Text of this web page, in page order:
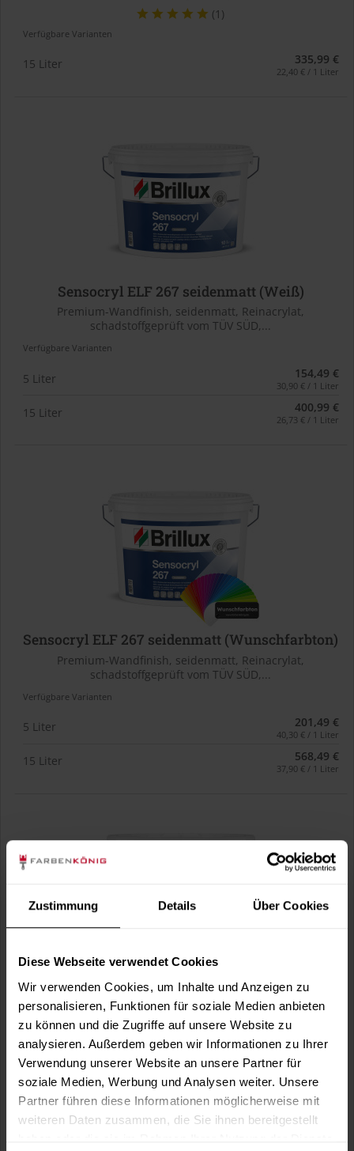
Zustimmung Details Über Cookies
Diese Webseite verwendet Cookies
Wir verwenden Cookies, um Inhalte und Anzeigen zu
personalisieren, Funktionen für soziale Medien anbieten
zu können und die Zugriffe auf unsere Website zu
analysieren. Außerdem geben wir Informationen zu Ihrer
Verwendung unserer Website an unsere Partner für
soziale Medien, Werbung und Analysen weiter. Unsere
Partner führen diese Informationen möglicherweise mit
weiteren Daten zusammen, die Sie ihnen bereitgestellt
(1)
Verfügbare Varianten
15 Liter 335,99 €
22,40 € / 1 Liter
Sensocryl ELF 267 seidenmatt (Weiß)
Premium-Wandfinish, seidenmatt, Reinacrylat,
schadstoffgeprüft vom TÜV SÜD,...
Verfügbare Varianten
5 Liter 154,49 €
30,90 € / 1 Liter
15 Liter 400,99 €
26,73 € / 1 Liter
Sensocryl ELF 267 seidenmatt (Wunschfarbton)
Premium-Wandfinish, seidenmatt, Reinacrylat,
schadstoffgeprüft vom TÜV SÜD,...
Verfügbare Varianten
5 Liter 201,49 €
40,30 € / 1 Liter
15 Liter 568,49 €
37,90 € / 1 Liter
Sensocryl ELF 268 (Weiß)
Premium-Wandfinish, seidenglänzend, Reinacrylat,
schadstoffgeprüft vom TÜV SÜD,...
Verfügbare Varianten
5 Liter 181,49 €
36,30 € / 1 Liter
15 Liter 466,99 €
31,13 € / 1 Liter